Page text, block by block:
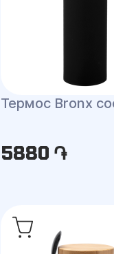
Термос Bronx
5880 ֏